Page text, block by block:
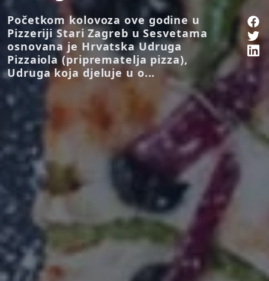
Početkom kolovoza ove godine u
Pizzeriji Stari Zagreb u Sesvetama
osnovana je Hrvatska Udruga
Pizzaiola (priprematelja pizza),
Udruga koja djeluje u o...